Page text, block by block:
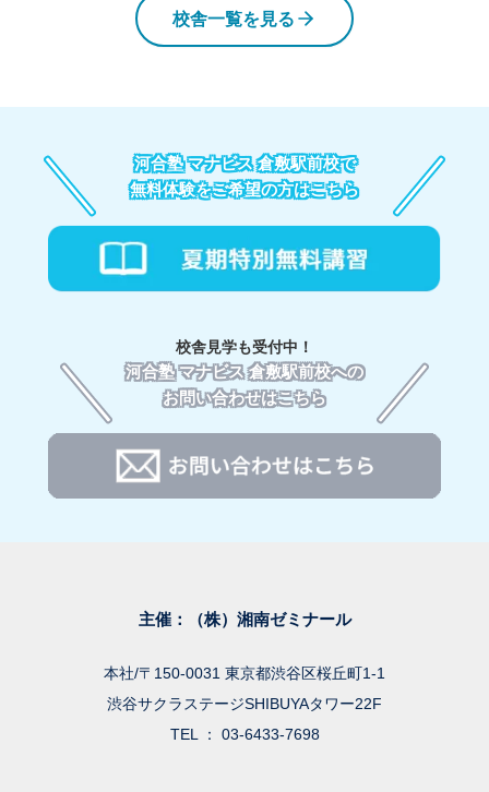
校舎一覧を見る
校舎見学も受付中！
河合塾 マナビス 倉敷駅前校への
お問い合わせはこちら
河合塾 マナビス 倉敷駅前校で
無料体験をご希望の方はこちら
主催：（株）湘南ゼミナール
本社/〒150-0031 東京都渋谷区桜丘町1-1
渋谷サクラステージSHIBUYAタワー22F
TEL ： 03-6433-7698